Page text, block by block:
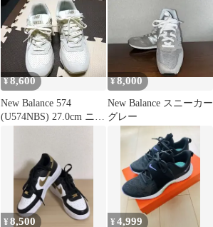
¥8,600
New Balance 574
(U574NBS) 27.0cm ニュ
¥8,000
New Balance スニーカー
グレー
¥8,500 ¥4,999